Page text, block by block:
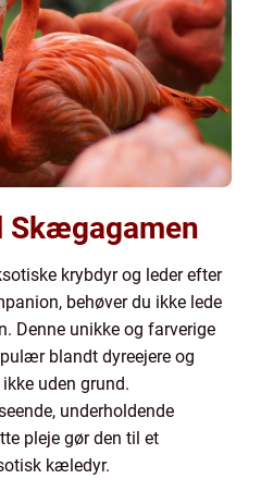
Skægagamen
krybdyr og leder efter
behøver du ikke lede
Denne unikke og farverige
blandt dyreejere og
uden grund.
underholdende
pleje gør den til et
kæledyr.